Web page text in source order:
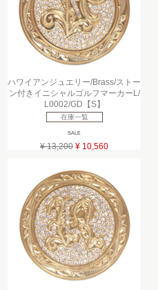
ハワイアンジュエリー/Brass/ストー
ン付きイニシャルゴルフマーカーL/
L0002/GD【S】
在庫一覧
SALE
¥ 13,200 ¥ 10,560